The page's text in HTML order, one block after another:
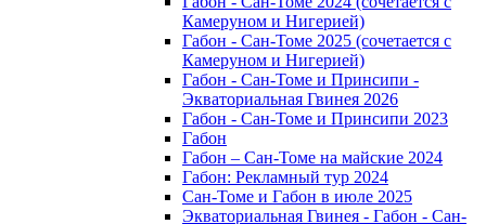
Камеруном и Нигерией)
Габон - Сан-Томе 2025 (сочетается с
Камеруном и Нигерией)
Габон - Сан-Томе и Принсипи -
Экваториальная Гвинея 2026
Габон - Сан-Томе и Принсипи 2023
Габон
Габон – Сан-Томе на майские 2024
Габон: Рекламный тур 2024
Сан-Томе и Габон в июле 2025
Экваториальная Гвинея - Габон - Сан-